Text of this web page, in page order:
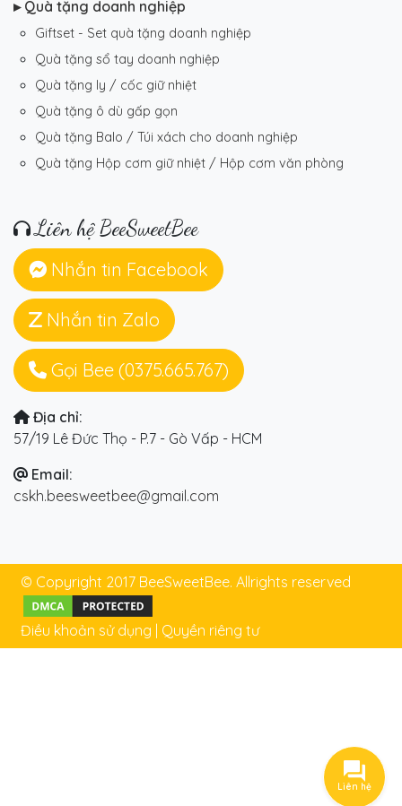
▸ Quà tặng doanh nghiệp
Giftset - Set quà tặng doanh nghiệp
Quà tặng sổ tay doanh nghiệp
Quà tặng ly / cốc giữ nhiệt
Quà tặng ô dù gấp gọn
Quà tặng Balo / Túi xách cho doanh nghiệp
Quà tặng Hộp cơm giữ nhiệt / Hộp cơm văn phòng
Liên hệ BeeSweetBee
Nhắn tin Facebook
Nhắn tin Zalo
Gọi Bee (0375.665.767)
Địa chỉ:
57/19 Lê Đức Thọ - P.7 - Gò Vấp - HCM
Email:
cskh.beesweetbee@gmail.com
© Copyright 2017 BeeSweetBee. Allrights reserved
Điều khoản sử dụng | Quyền riêng tư
Liên hệ